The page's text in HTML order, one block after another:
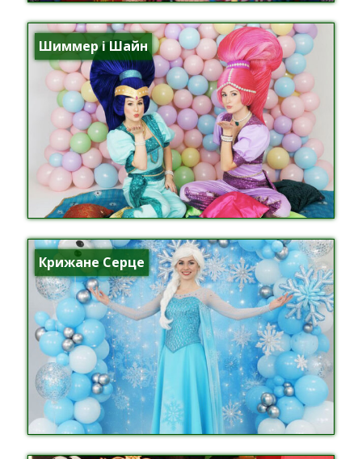
Шиммер і Шайн
Крижане Серце